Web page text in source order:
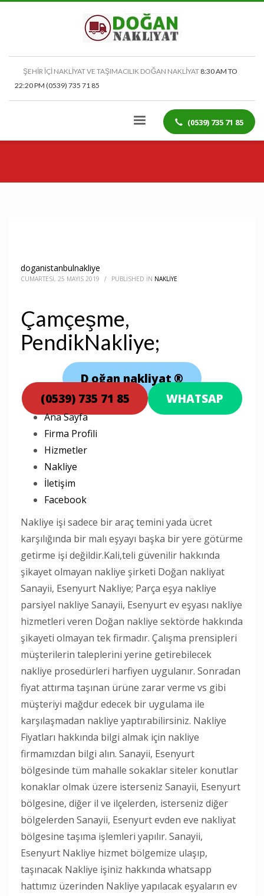
ŞEHİR İÇİ NAKLİYAT VE TAŞIMACILIK DOĞAN NAKLİYAT 8:30 AM TO
22:20 PM (0539) 735 71 85
(0539) 735 71 85
doganistanbulnakliye
CUMARTESI, 25 MAYIS 2019 / PUBLISHED IN NAKLIYE
Çamçeşme,
PendikNakliye;
Doğan nakliyat®
(0539) 735 71 85
WHATSAP
Ana Sayfa
Firma Profili
Hizmetler
Nakliye
İletişim
Facebook
Nakliye işi sadece bir araç temini yada ücret
karşılığında bir malı eşyayı başka bir yere götürme
getirme işi değildir.Kali,teli güvenilir hakkında
şikayet olmayan nakliye şirketi Doğan nakliyat
Sanayii, Esenyurt Nakliye; Parça eşya nakliye
parsiyel nakliye Sanayii, Esenyurt ev eşyası nakliye
hizmetleri veren Doğan nakliye sektörde hakkında
şikayeti olmayan tek firmadır. Çalışma prensipleri
müşterilerin taleplerini yerine getirebilecek
nakliye prosedürleri harfiyen uygulanır. Sonradan
fiyat attırma taşınan ürüne zarar verme vs gibi
müşteriyi mağdur edecek bir uygulama ile
karşılaşmadan nakliye yaptırabilirsiniz. Nakliye
Fiyatları hakkında bilgi almak için nakliye
firmamızdan bilgi alın. Sanayii, Esenyurt
bölgesinde tüm mahalle sokaklar siteler konutlar
konaklar olmak üzere isterseniz Sanayii, Esenyurt
bölgesine, diğer il ve ilçelerden, isterseniz diğer
bölgelerden Sanayii, Esenyurt evden eve nakliyat
bölgesine taşıma işlemleri yapılır. Sanayii,
Esenyurt Nakliye hizmet bölgemize ulaşıp,
taşınacak Nakliye işiniz hakkında whatsapp
hattımız üzerinden Nakliye yapılacak eşyaların ev